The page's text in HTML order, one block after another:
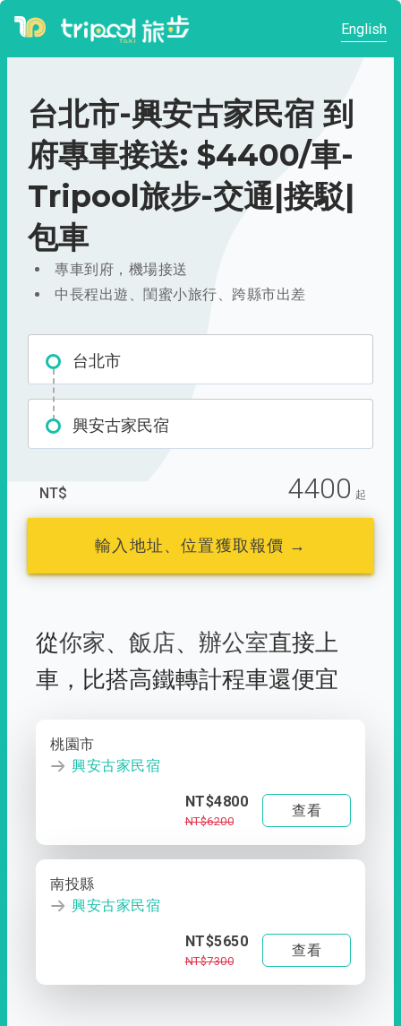
English
台北市-興安古家民宿 到
府專車接送: $4400/車-
Tripool旅步-交通|接駁|
包車
專車到府，機場接送
中長程出遊、閨蜜小旅行、跨縣市出差
台北市
興安古家民宿
NT$ 4400 起
輸入地址、位置獲取報價 →
從你家、 飯店、 辦公室直接上
車， 比搭高鐵轉計程車還便宜
桃園市
興安古家民宿
NT$4800
NT$6200
查看
南投縣
興安古家民宿
NT$5650
NT$7300
查看